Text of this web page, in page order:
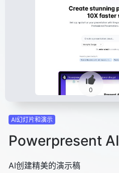
0
AI幻灯片和演示
Powerpresent AI
AI创建精美的演示稿